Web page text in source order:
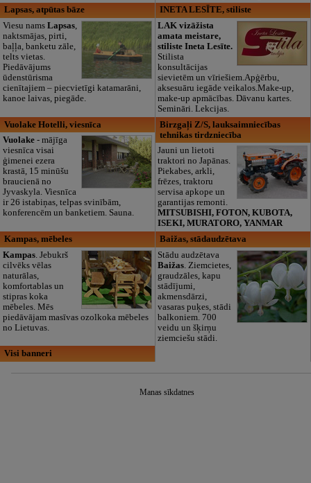
Lapsas, atpūtas bāze
Viesu nams Lapsas,
naktsmājas, pirti,
baļļa, banketu zāle,
telts vietas.
Piedāvājums
ūdenstūrisma
cienītajiem – piecvietīgi katamarāni,
kanoe laivas, piegāde.
INETA LESĪTE, stiliste
LAK vizāžista
amata meistare,
stiliste Ineta Lesīte.
Stilista
konsultācijas
sievietēm un vīriešiem.Apģērbu,
aksesuāru iegāde veikalos.Make-up,
make-up apmācības. Dāvanu kartes.
Semināri. Lekcijas.
Vuolake Hotelli, viesnīca
Vuolake- mājīga
viesnīca visai
ģimenei ezera
krastā, 15 minūšu
braucienā no
Jyvaskyla. Viesnīca
ir 26 istabiņas, telpas svinībām,
konferencēm un banketiem. Sauna.
Birzgaļi Z/S, lauksaimniecības
tehnikas tirdzniecība
Jauni un lietoti
traktori no Japānas.
Piekabes, arkli,
frēzes, traktoru
servisa apkope un
garantijas remonti.
MITSUBISHI, FOTON, KUBOTA,
ISEKI, MURATORO, YANMAR
Kampas, mēbeles
Kampas. Jebukrš
cilvēks vēlas
naturālas,
komfortablas un
stipras koka
mēbeles. Mēs
piedāvājam masīvas ozolkoka mēbeles
no Lietuvas.
Baižas, stādaudzētava
Stādu audzētava
Baižas . Ziemcietes,
graudzāles, kapu
stādījumi,
akmensdārzi,
vasaras puķes, stādi
balkoniem. 700
veidu un šķirņu
ziemciešu stādi.
Visi banneri
Manas sīkdatnes